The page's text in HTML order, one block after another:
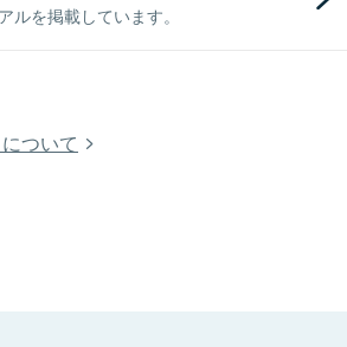
を掲載しています。
ついて